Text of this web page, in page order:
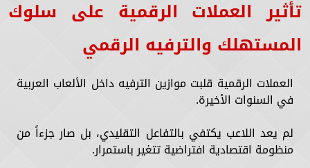
تأثير العملات الرقمية على سلوك
المستهلك والترفيه الرقمي
العملات الرقمية قلبت موازين الترفيه داخل الألعاب العربية
في السنوات الأخيرة.
لم يعد اللاعب يكتفي بالتفاعل التقليدي، بل صار جزءاً من
منظومة اقتصادية افتراضية تتغير باستمرار.